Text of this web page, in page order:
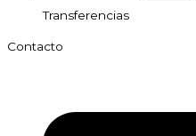
Transferencias
Contacto